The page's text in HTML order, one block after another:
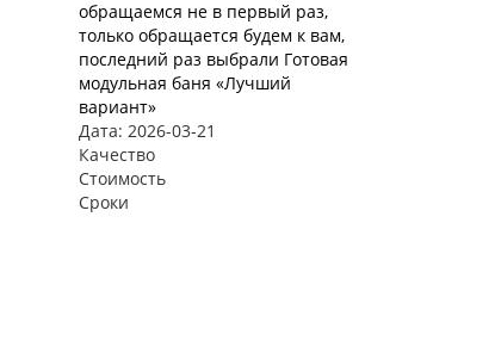
обращаемся не в первый раз,
только обращается будем к вам,
последний раз выбрали Готовая
модульная баня «Лучший
вариант»
Дата: 2026-03-21
Качество
Стоимость
Сроки